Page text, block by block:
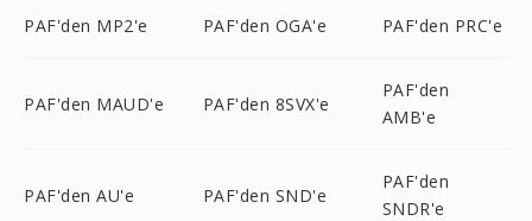
PAF'den MP2'e PAF'den OGA'e PAF'den PRC'e
PAF'den MAUD'e PAF'den 8SVX'e
PAF'den
AMB'e
PAF'den AU'e PAF'den SND'e
PAF'den
SNDR'e